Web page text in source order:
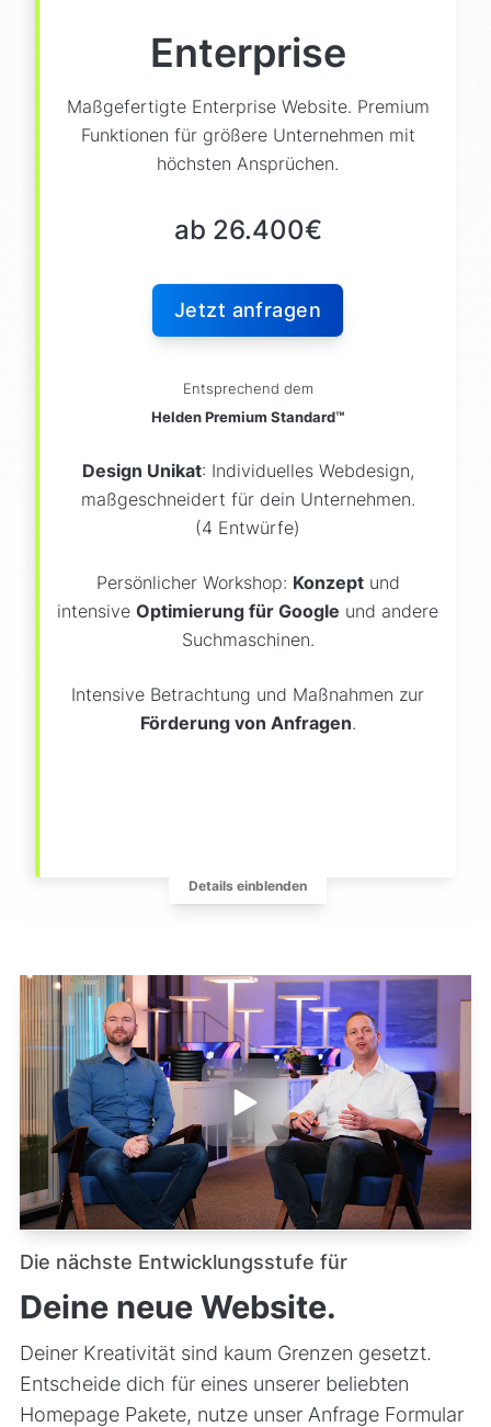
Datenschutz & Recht
+ vieles mehr (komplett erweiterbar)
Mehrsprachigkeit Download Bereich
Schnittstellen
Core Web Vitals Optimierung
Lead Generator Pro Stellenangebote Pro
Enterprise
Maßgefertigte Enterprise Website. Premium
Funktionen für größere Unternehmen mit
höchsten Ansprüchen.
ab 26.400€
Jetzt anfragen
Entsprechend dem
Helden Premium Standard™
Design Unikat: Individuelles Webdesign,
maßgeschneidert für dein Unternehmen.
(4 Entwürfe)
Persönlicher Workshop: Konzeptund
intensive Optimierung für Google und andere
Suchmaschinen.
Intensive Betrachtung und Maßnahmen zur
Förderung von Anfragen.
Schnelle Ladezeit
TYPO3 / WordPress / Statamic
Datenschutz & Recht
Schulung & Support
+ sehr viel mehr (komplett erweiterbar)
Optionale Funktionen:
Blog News Login Bereich Suche
Mehrsprachigkeit Download Bereich
Schnittstellen
Core Web Vitals Optimierung
Lead Generator Pro Stellenangebote Pro
Details einblenden
Die nächste Entwicklungsstufe für
Deine neue Website.
Deiner Kreativität sind kaum Grenzen gesetzt.
Entscheide dich für eines unserer beliebten
Homepage Pakete, nutze unser Anfrage Formular